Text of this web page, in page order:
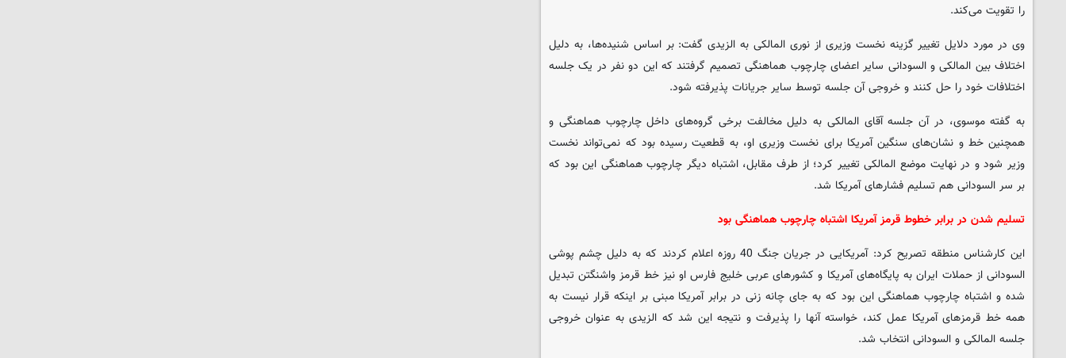
را تقویت می‌کند.
وی در مورد دلایل تغییر گزینه نخست وزیری از نوری المالکی به الزیدی گفت: بر اساس شنیده‌ها، به دلیل
اختلاف بین المالکی و السودانی سایر اعضای چارچوب هماهنگی تصمیم گرفتند که این دو نفر در یک جلسه
اختلافات خود را حل کنند و خروجی آن جلسه توسط سایر جریانات پذیرفته شود.
به گفته موسوی، در آن جلسه آقای المالکی به دلیل مخالفت برخی گروه‌های داخل چارچوب هماهنگی و
همچنین خط و نشان‌های سنگین آمریکا برای نخست وزیری او، به قطعیت رسیده بود که نمی‌تواند نخست
وزیر شود و در نهایت موضع المالکی تغییر کرد؛ از طرف مقابل، اشتباه دیگر چارچوب هماهنگی این بود که
بر سر السودانی هم تسلیم فشارهای آمریکا شد.
تسلیم شدن در برابر خطوط قرمز آمریکا اشتباه چارچوب هماهنگی بود
این کارشناس منطقه تصریح کرد: آمریکایی در جریان جنگ 40 روزه اعلام کردند که به دلیل چشم پوشی
السودانی از حملات ایران به پایگاه‌های آمریکا و کشورهای عربی خلیج فارس او نیز خط قرمز واشنگتن تبدیل
شده و اشتباه چارچوب هماهنگی این بود که به جای چانه زنی در برابر آمریکا مبنی بر اینکه قرار نیست به
همه خط قرمزهای آمریکا عمل کند، خواسته آنها را پذیرفت و نتیجه این شد که الزیدی به عنوان خروجی
جلسه المالکی و السودانی انتخاب شد.